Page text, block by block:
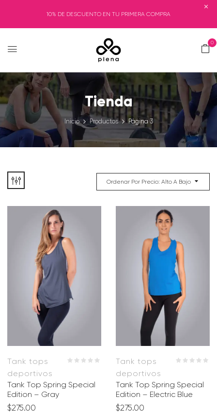
10% DE DESCUENTO EN TU PRIMERA COMPRA
0
Tienda
Inicio Productos Página 3
Ordenar Por Precio: Alto A Bajo
Tank tops
deportivos
Tank Top Spring Special
Edition – Gray
$275.00
Tank tops
deportivos
Tank Top Spring Special
Edition – Electric Blue
$275.00